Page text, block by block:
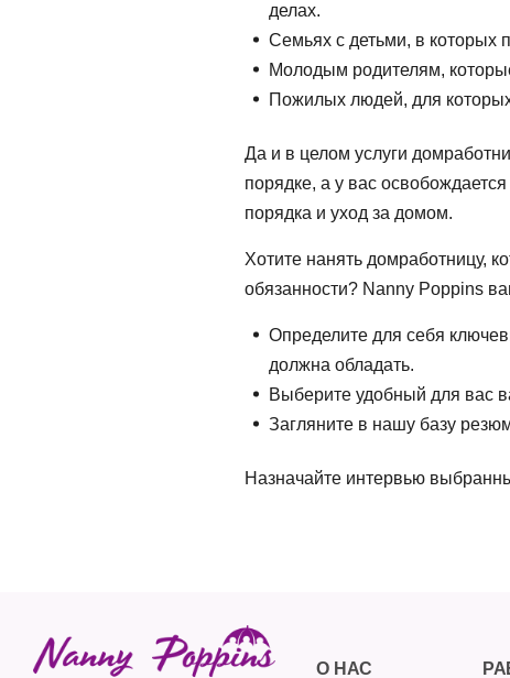
делах.
Семьях с детьми, в которых
Молодым родителям,
Пожилых людей, для
Да и в целом услуги
порядке, а у вас
порядка и уход за домом.
Хотите нанять домработницу,
обязанности? Nanny Poppins
Определите для себя
должна обладать.
Выберите удобный для вас
Загляните в нашу базу
Назначайте интервью
О НАС